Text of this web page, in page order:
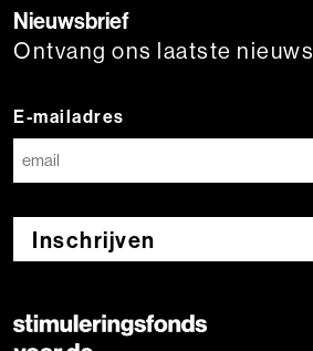
Nieuwsbrief
Ontvang ons laatste nieuws
E-mailadres
Inschrijven